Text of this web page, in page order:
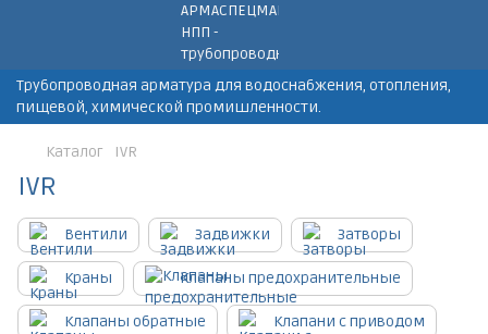
Трубопроводная арматура для водоснабжения, отопления,
пищевой, химической промишленности.
Каталог IVR
IVR
Вентили Задвижки Затворы
Краны Клапаны предохранительные
Клапаны обратные Клапани с приводом